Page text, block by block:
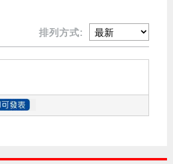
排列方式: